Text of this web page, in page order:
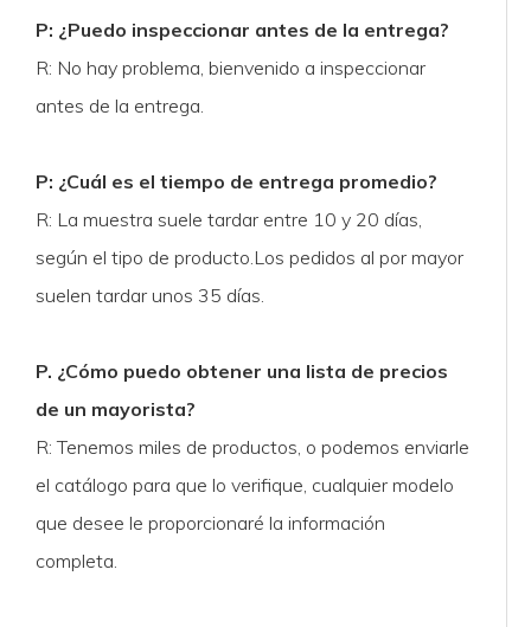
P: ¿Puedo inspeccionar antes de la entrega?
R: No hay problema, bienvenido a inspeccionar
antes de la entrega.
P: ¿Cuál es el tiempo de entrega promedio?
R: La muestra suele tardar entre 10 y 20 días,
según el tipo de producto.Los pedidos al por mayor
suelen tardar unos 35 días.
P. ¿Cómo puedo obtener una lista de precios
de un mayorista?
R: Tenemos miles de productos, o podemos enviarle
el catálogo para que lo verifique, cualquier modelo
que desee le proporcionaré la información
completa.